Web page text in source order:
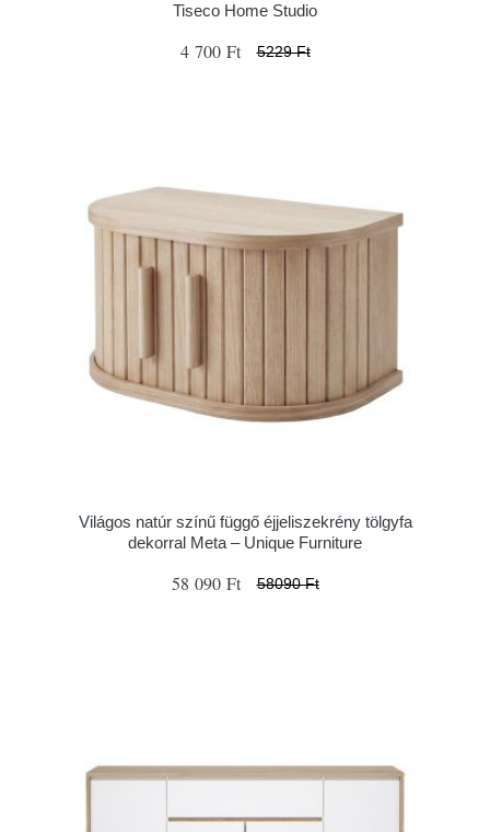
Tiseco Home Studio
4 700 Ft 5229 Ft
Világos natúr színű függő éjjeliszekrény tölgyfa
dekorral Meta – Unique Furniture
58 090 Ft 58090 Ft